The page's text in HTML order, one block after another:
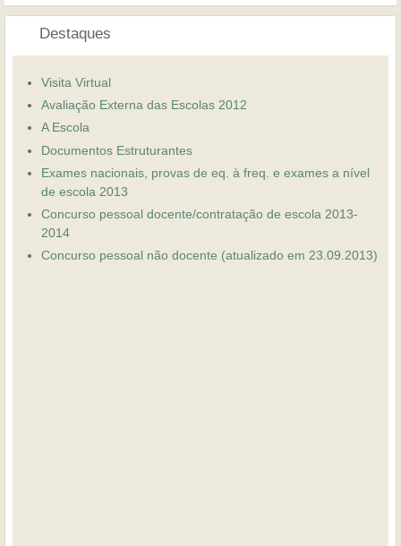
Destaques
Visita Virtual
Avaliação Externa das Escolas 2012
A Escola
Documentos Estruturantes
Exames nacionais, provas de eq. à freq. e exames a nível
de escola 2013
Concurso pessoal docente/contratação de escola 2013-
2014
Concurso pessoal não docente (atualizado em 23.09.2013)